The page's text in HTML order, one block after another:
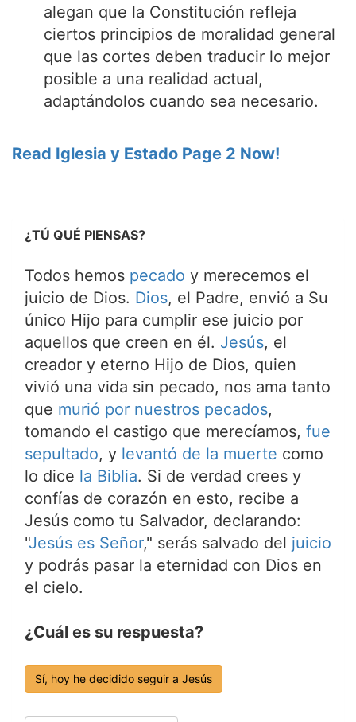
alegan que la Constitución refleja
ciertos principios de moralidad general
que las cortes deben traducir lo mejor
posible a una realidad actual,
adaptándolos cuando sea necesario.
Read Iglesia y Estado Page 2 Now!
¿TÚ QUÉ PIENSAS?
Todos hemos pecado y merecemos el
juicio de Dios. Dios, el Padre, envió a Su
único Hijo para cumplir ese juicio por
aquellos que creen en él. Jesús, el
creador y eterno Hijo de Dios, quien
vivió una vida sin pecado, nos ama tanto
que murió por nuestros pecados,
tomando el castigo que merecíamos, fue
sepultado, y levantó de la muerte como
lo dice la Biblia. Si de verdad crees y
confías de corazón en esto, recibe a
Jesús como tu Salvador, declarando:
"Jesús es Señor," serás salvado del juicio
y podrás pasar la eternidad con Dios en
el cielo.
¿Cuál es su respuesta?
Sí, hoy he decidido seguir a Jesús